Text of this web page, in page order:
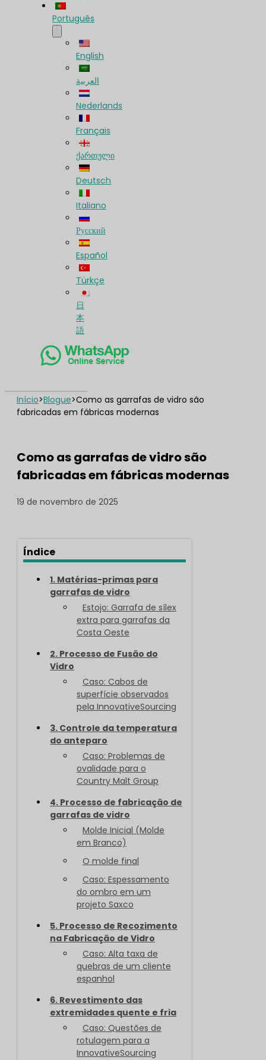
Português
English
العربية
Nederlands
Français
ქართული
Deutsch
Italiano
Русский
Español
Türkçe
日
本
語
Início>Blogue>Como as garrafas de vidro são
fabricadas em fábricas modernas
Como as garrafas de vidro são
fabricadas em fábricas modernas
19 de novembro de 2025
Índice
1. Matérias-primas para
garrafas de vidro
Estojo: Garrafa de sílex
extra para garrafas da
Costa Oeste
2. Processo de Fusão do
Vidro
Caso: Cabos de
superfície observados
pela InnovativeSourcing
3. Controle da temperatura
do anteparo
Caso: Problemas de
ovalidade para o
Country Malt Group
4. Processo de fabricação de
garrafas de vidro
Molde Inicial (Molde
em Branco)
O molde final
Caso: Espessamento
do ombro em um
projeto Saxco
5. Processo de Recozimento
na Fabricação de Vidro
Caso: Alta taxa de
quebras de um cliente
espanhol
6. Revestimento das
extremidades quente e fria
Caso: Questões de
rotulagem para a
InnovativeSourcing